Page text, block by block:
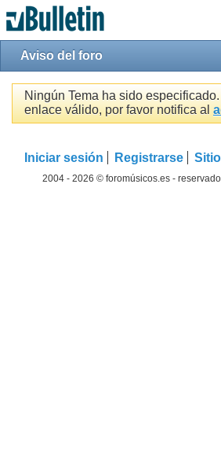
Aviso del foro
Ningún Tema ha sido
enlace válido, por favor notifica al
Iniciar sesión Registrarse
2004 - 2026 © foromúsicos.es -